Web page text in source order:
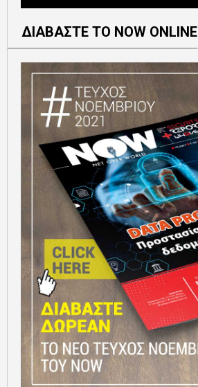
ΔΙΑΒΑΣΤΕ ΤΟ NOW ONLINE